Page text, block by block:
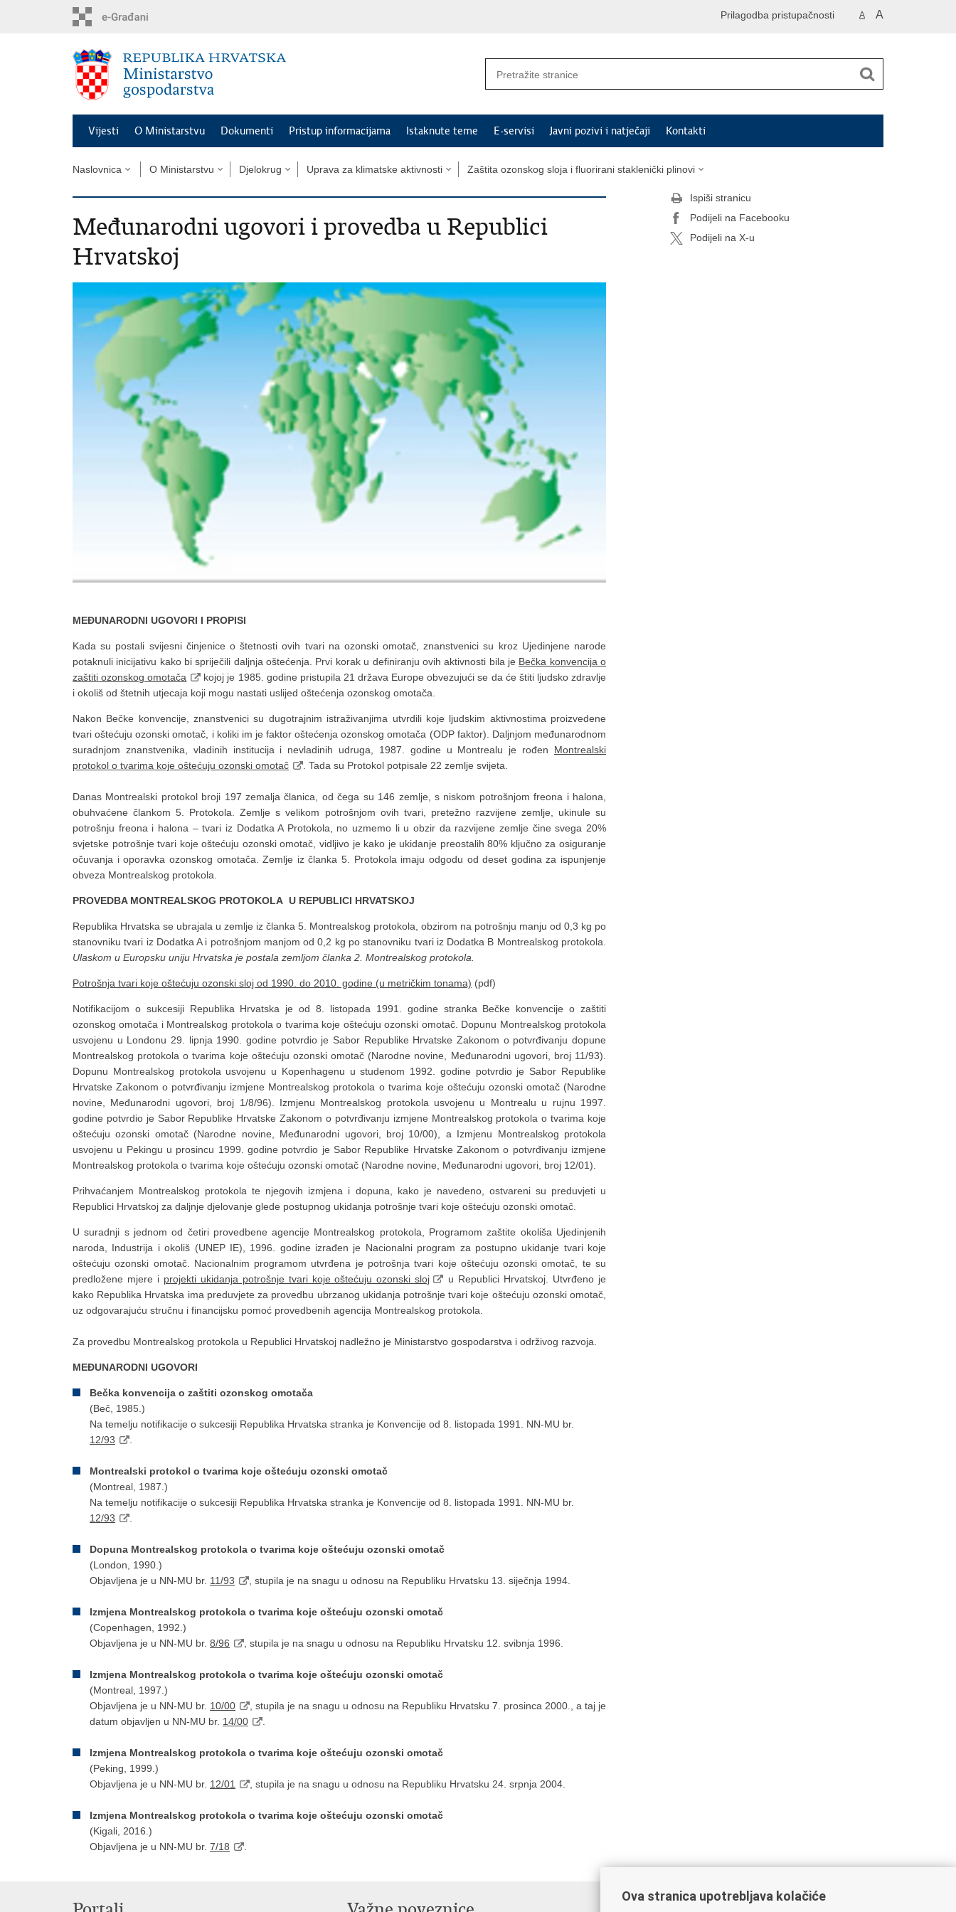
A A
Prilagodba pristupačnosti
Vijesti O Ministarstvu Dokumenti Pristup informacijama Istaknute teme E-servisi Javni pozivi i natječaji Kontakti
Naslovnica O Ministarstvu Djelokrug Uprava za klimatske aktivnosti Zaštita ozonskog sloja i fluorirani staklenički plinovi
Međunarodni ugovori i provedba u Republici
Hrvatskoj
MEĐUNARODNI UGOVORI I PROPISI
Kada su postali svijesni činjenice o štetnosti ovih tvari na ozonski omotač, znanstvenici su kroz Ujedinjene narode
potaknuli inicijativu kako bi spriječili daljnja oštećenja. Prvi korak u definiranju ovih aktivnosti bila je Bečka konvencija o
zaštiti ozonskog omotača
kojoj je 1985. godine pristupila 21 država Europe obvezujući se da će štiti ljudsko zdravlje
i okoliš od štetnih utjecaja koji mogu nastati uslijed oštećenja ozonskog omotača.
Nakon Bečke konvencije, znanstvenici su dugotrajnim istraživanjima utvrdili koje ljudskim aktivnostima proizvedene
tvari oštećuju ozonski omotač, i koliki im je faktor oštećenja ozonskog omotača (ODP faktor). Daljnjom međunarodnom
suradnjom znanstvenika, vladinih institucija i nevladinih udruga, 1987. godine u Montrealu je rođen Montrealski
protokol o tvarima koje oštećuju ozonski omotač
. Tada su Protokol potpisale 22 zemlje svijeta.
Danas Montrealski protokol broji 197 zemalja članica, od čega su 146 zemlje, s niskom potrošnjom freona i halona,
obuhvaćene člankom 5. Protokola. Zemlje s velikom potrošnjom ovih tvari, pretežno razvijene zemlje, ukinule su
potrošnju freona i halona – tvari iz Dodatka A Protokola, no uzmemo li u obzir da razvijene zemlje čine svega 20%
svjetske potrošnje tvari koje oštećuju ozonski omotač, vidljivo je kako je ukidanje preostalih 80% ključno za osiguranje
očuvanja i oporavka ozonskog omotača. Zemlje iz članka 5. Protokola imaju odgodu od deset godina za ispunjenje
obveza Montrealskog protokola.
PROVEDBA MONTREALSKOG PROTOKOLA U REPUBLICI HRVATSKOJ
Republika Hrvatska se ubrajala u zemlje iz članka 5. Montrealskog protokola, obzirom na potrošnju manju od 0,3 kg po
stanovniku tvari iz Dodatka A i potrošnjom manjom od 0,2 kg po stanovniku tvari iz Dodatka B Montrealskog protokola.
Ulaskom u Europsku uniju Hrvatska je postala zemljom članka 2. Montrealskog protokola.
Potrošnja tvari koje oštećuju ozonski sloj od 1990. do 2010. godine (u metričkim tonama) (pdf)
Notifikacijom o sukcesiji Republika Hrvatska je od 8. listopada 1991. godine stranka Bečke konvencije o zaštiti
ozonskog omotača i Montrealskog protokola o tvarima koje oštećuju ozonski omotač. Dopunu Montrealskog protokola
usvojenu u Londonu 29. lipnja 1990. godine potvrdio je Sabor Republike Hrvatske Zakonom o potvrđivanju dopune
Montrealskog protokola o tvarima koje oštećuju ozonski omotač (Narodne novine, Međunarodni ugovori, broj 11/93).
Dopunu Montrealskog protokola usvojenu u Kopenhagenu u studenom 1992. godine potvrdio je Sabor Republike
Hrvatske Zakonom o potvrđivanju izmjene Montrealskog protokola o tvarima koje oštećuju ozonski omotač (Narodne
novine, Međunarodni ugovori, broj 1/8/96). Izmjenu Montrealskog protokola usvojenu u Montrealu u rujnu 1997.
godine potvrdio je Sabor Republike Hrvatske Zakonom o potvrđivanju izmjene Montrealskog protokola o tvarima koje
oštećuju ozonski omotač (Narodne novine, Međunarodni ugovori, broj 10/00), a Izmjenu Montrealskog protokola
usvojenu u Pekingu u prosincu 1999. godine potvrdio je Sabor Republike Hrvatske Zakonom o potvrđivanju izmjene
Montrealskog protokola o tvarima koje oštećuju ozonski omotač (Narodne novine, Međunarodni ugovori, broj 12/01).
Prihvaćanjem Montrealskog protokola te njegovih izmjena i dopuna, kako je navedeno, ostvareni su preduvjeti u
Republici Hrvatskoj za daljnje djelovanje glede postupnog ukidanja potrošnje tvari koje oštećuju ozonski omotač.
U suradnji s jednom od četiri provedbene agencije Montrealskog protokola, Programom zaštite okoliša Ujedinjenih
naroda, Industrija i okoliš (UNEP IE), 1996. godine izrađen je Nacionalni program za postupno ukidanje tvari koje
oštećuju ozonski omotač. Nacionalnim programom utvrđena je potrošnja tvari koje oštećuju ozonski omotač, te su
predložene mjere i projekti ukidanja potrošnje tvari koje oštećuju ozonski sloj
u Republici Hrvatskoj. Utvrđeno je
kako Republika Hrvatska ima preduvjete za provedbu ubrzanog ukidanja potrošnje tvari koje oštećuju ozonski omotač,
uz odgovarajuću stručnu i financijsku pomoć provedbenih agencija Montrealskog protokola.
Za provedbu Montrealskog protokola u Republici Hrvatskoj nadležno je Ministarstvo gospodarstva i održivog razvoja.
MEĐUNARODNI UGOVORI
Bečka konvencija o zaštiti ozonskog omotača
(Beč, 1985.)
Na temelju notifikacije o sukcesiji Republika Hrvatska stranka je Konvencije od 8. listopada 1991. NN-MU br.
12/93
.
Montrealski protokol o tvarima koje oštećuju ozonski omotač
(Montreal, 1987.)
Na temelju notifikacije o sukcesiji Republika Hrvatska stranka je Konvencije od 8. listopada 1991. NN-MU br.
12/93
.
Dopuna Montrealskog protokola o tvarima koje oštećuju ozonski omotač
(London, 1990.)
Objavljena je u NN-MU br. 11/93 , stupila je na snagu u odnosu na Republiku Hrvatsku 13. siječnja 1994.
Izmjena Montrealskog protokola o tvarima koje oštećuju ozonski omotač
(Copenhagen, 1992.)
Objavljena je u NN-MU br. 8/96 , stupila je na snagu u odnosu na Republiku Hrvatsku 12. svibnja 1996.
Izmjena Montrealskog protokola o tvarima koje oštećuju ozonski omotač
(Montreal, 1997.)
Objavljena je u NN-MU br. 10/00
, stupila je na snagu u odnosu na Republiku Hrvatsku 7. prosinca 2000., a taj je
datum objavljen u NN-MU br. 14/00 .
Izmjena Montrealskog protokola o tvarima koje oštećuju ozonski omotač
(Peking, 1999.)
Objavljena je u NN-MU br. 12/01 , stupila je na snagu u odnosu na Republiku Hrvatsku 24. srpnja 2004.
Izmjena Montrealskog protokola o tvarima koje oštećuju ozonski omotač
(Kigali, 2016.)
Objavljena je u NN-MU br. 7/18 .
Ispiši stranicu
Podijeli na Facebooku
Podijeli na X-u
Ova stranica upotrebljava kolačiće